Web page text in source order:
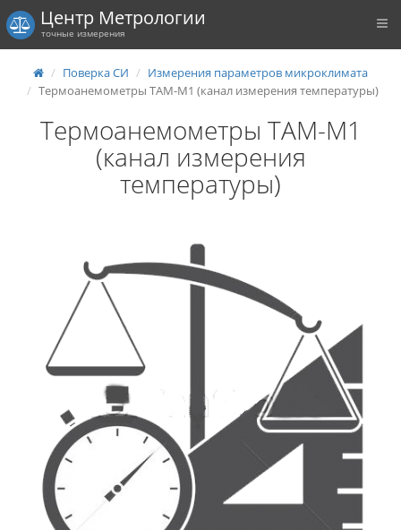
Центр Метрологии
точные измерения
Поверка СИ
Измерения параметров микроклимата
Термоанемометры ТАМ-М1 (канал измерения температуры)
Термоанемометры ТАМ-М1
(канал измерения
температуры)